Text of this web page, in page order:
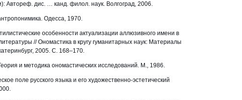
Автореф. дис. … канд. филол. наук. Волгоград, 2006.
Одесса, 1970.
особенности актуализации аллюзивного имени в
// Ономастика в кругу гуманитарных наук: Материалы
2005. С. 168–170.
и методика ономастических исследований. М., 1986.
поле русского языка и его художественно-эстетический